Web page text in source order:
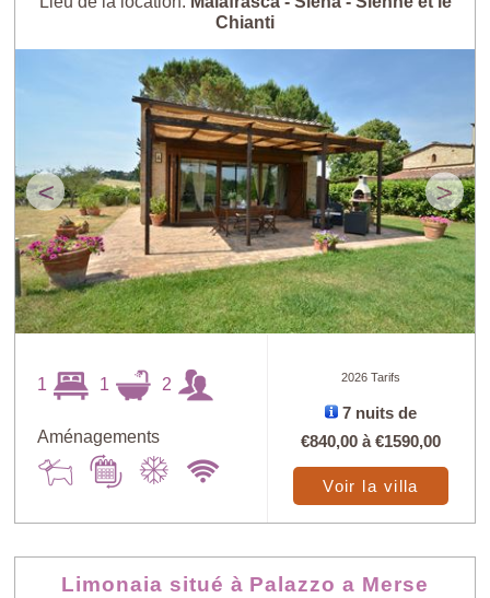
Chianti
< >
1 1 2
Aménagements
2026 Tarifs
7 nuits de
€840,00 à€1590,00
Voir la villa
Limonaia situé à Palazzo a Merse